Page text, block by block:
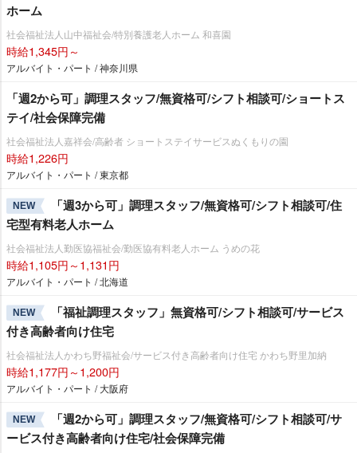
ホーム
社会福祉法人山中福祉会/特別養護老人ホーム 和喜園
時給1,345円～
アルバイト・パート / 神奈川県
「週2から可」調理スタッフ/無資格可/シフト相談可/ショートス
テイ/社会保障完備
社会福祉法人嘉祥会/高齢者 ショートステイサービスぬくもりの園
時給1,226円
アルバイト・パート / 東京都
NEW
「週3から可」調理スタッフ/無資格可/シフト相談可/住
宅型有料老人ホーム
社会福祉法人勤医協福祉会/勤医協有料老人ホーム うめの花
時給1,105円～1,131円
アルバイト・パート / 北海道
NEW
「福祉調理スタッフ」無資格可/シフト相談可/サービス
付き高齢者向け住宅
社会福祉法人かわち野福祉会/サービス付き高齢者向け住宅 かわち野里加納
時給1,177円～1,200円
アルバイト・パート / 大阪府
NEW
「週2から可」調理スタッフ/無資格可/シフト相談可/サ
ービス付き高齢者向け住宅/社会保障完備